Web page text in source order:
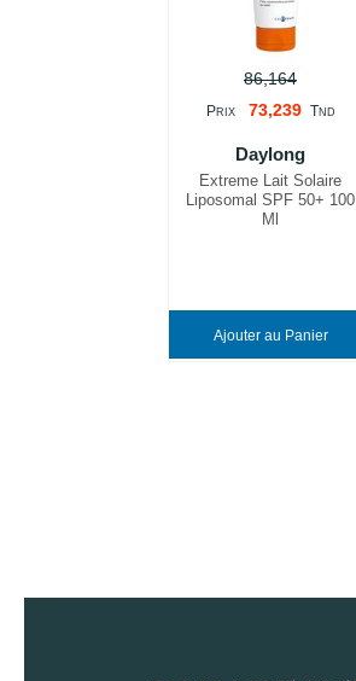
86,164
PRIX 73,239 TND
Daylong
Extreme Lait Solaire
Liposomal SPF 50+ 100
Ml
Ajouter au Panier